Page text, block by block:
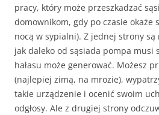
pracy, który może przeszkadzać
domownikom, gdy po czasie okaże
nocą w sypialni). Z jednej strony
jak daleko od sąsiada pompa musi
hałasu może generować. Możesz
(najlepiej zimą, na mrozie),
takie urządzenie i ocenić swoim
odgłosy. Ale z drugiej strony